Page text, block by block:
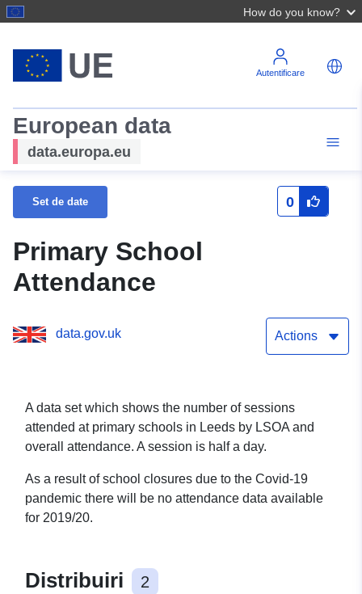
How do you know?
Autentificare
European data
data.europa.eu
Set de date 0
Primary School
Attendance
data.gov.uk Actions
A data set which shows the number of sessions
attended at primary schools in Leeds by LSOA and
overall attendance. A session is half a day.
As a result of school closures due to the Covid-19
pandemic there will be no attendance data available
for 2019/20.
Distribuiri 2